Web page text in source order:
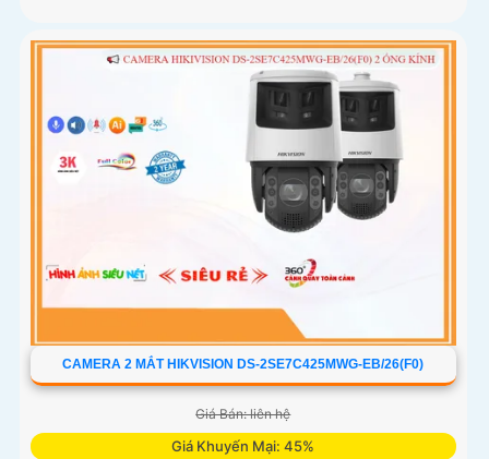
CAMERA 2 MẮT HIKVISION DS-2SE7C425MWG-EB/26(F0)
Giá Bán: liên hệ
Giá Khuyến Mại: 45%